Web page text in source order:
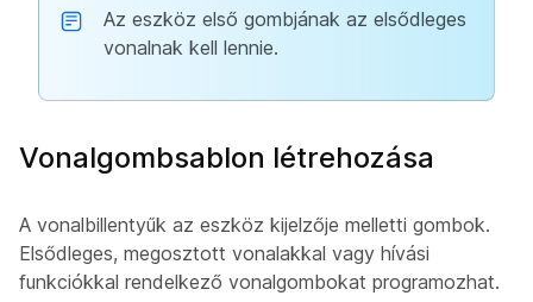
Az eszköz első gombjának az elsődleges
vonalnak kell lennie.
Vonalgombsablon létrehozása
A vonalbillentyűk az eszköz kijelzője melletti gombok.
Elsődleges, megosztott vonalakkal vagy hívási
funkciókkal rendelkező vonalgombokat programozhat.